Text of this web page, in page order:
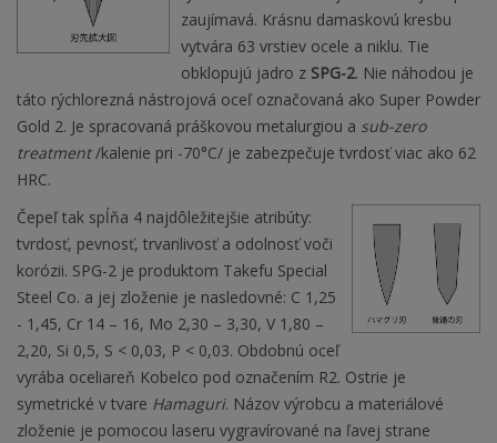
zaujímavá. Krásnu damaskovú kresbu
vytvára 63 vrstiev ocele a niklu. Tie
obklopujú jadro z SPG-2. Nie náhodou je
táto rýchlorezná nástrojová oceľ označovaná ako Super Powder
Gold 2. Je spracovaná práškovou metalurgiou a sub-zero
treatment/kalenie pri -70°C/ je zabezpečuje tvrdosť viac ako 62
HRC.
Čepeľ tak spĺňa 4 najdôležitejšie atribúty:
tvrdosť, pevnosť, trvanlivosť a odolnosť voči
korózii. SPG-2 je produktom Takefu Special
Steel Co. a jej zloženie je nasledovné: C 1,25
- 1,45, Cr 14 – 16, Mo 2,30 – 3,30, V 1,80 –
2,20, Si 0,5, S < 0,03, P < 0,03. Obdobnú oceľ
vyrába oceliareň Kobelco pod označením R2. Ostrie je
symetrické v tvare Hamaguri. Názov výrobcu a materiálové
zloženie je pomocou laseru vygravírované na ľavej strane